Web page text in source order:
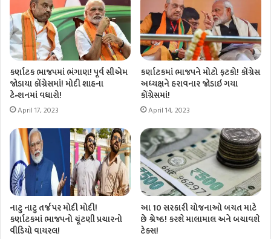
કર્ણાટક ભાજપમાં ભંગાણ! પૂર્વ સીએમ
જોડાયા કોંગ્રેસમાં! મોદી શાહના
ટેન્શનમાં વધારો!
April 17, 2023
કર્ણાટકમાં ભાજપને મોટો ફટકો! કોંગ્રેસ
અધ્યક્ષને હરાવનાર જોડાઇ ગયા
કોંગ્રેસમાં!
April 14, 2023
નાટુ નાટુ તર્જ પર મોદી મોદી!
કર્ણાટકમાં ભાજપનો ચૂંટણી પ્રચારનો
વીડિયો વાયરલ!
આ 10 સરકારી યોજનાઓ બચત માટે
છે શ્રેષ્ઠ! કરશે માલામાલ અને બચાવશે
ટેક્સ!